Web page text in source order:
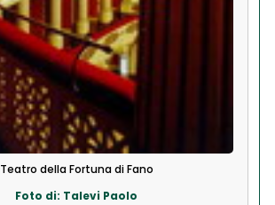
Teatro della Fortuna di Fano
Foto di: Talevi Paolo